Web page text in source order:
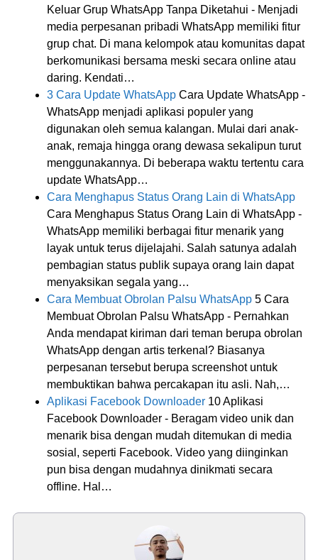
Keluar Grup WhatsApp Tanpa Diketahui - Menjadi
media perpesanan pribadi WhatsApp memiliki fitur
grup chat. Di mana kelompok atau komunitas dapat
berkomunikasi bersama meski secara online atau
daring. Kendati…
3 Cara Update WhatsApp Cara Update WhatsApp -
WhatsApp menjadi aplikasi populer yang
digunakan oleh semua kalangan. Mulai dari anak-
anak, remaja hingga orang dewasa sekalipun turut
menggunakannya. Di beberapa waktu tertentu cara
update WhatsApp…
Cara Menghapus Status Orang Lain di WhatsApp
Cara Menghapus Status Orang Lain di WhatsApp -
WhatsApp memiliki berbagai fitur menarik yang
layak untuk terus dijelajahi. Salah satunya adalah
pembagian status publik supaya orang lain dapat
menyaksikan segala yang…
Cara Membuat Obrolan Palsu WhatsApp 5 Cara
Membuat Obrolan Palsu WhatsApp - Pernahkan
Anda mendapat kiriman dari teman berupa obrolan
WhatsApp dengan artis terkenal? Biasanya
perpesanan tersebut berupa screenshot untuk
membuktikan bahwa percakapan itu asli. Nah,…
Aplikasi Facebook Downloader 10 Aplikasi
Facebook Downloader - Beragam video unik dan
menarik bisa dengan mudah ditemukan di media
sosial, seperti Facebook. Video yang diinginkan
pun bisa dengan mudahnya dinikmati secara
offline. Hal…